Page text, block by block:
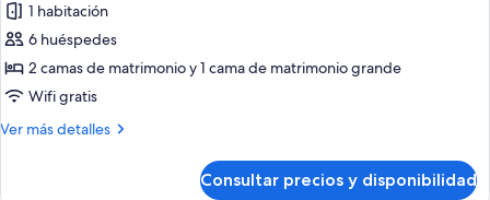
las
fotos
de
Two
Queen
1 habitación
6 huéspedes
2 camas de matrimonio y 1 cama de matrimonio grande
Wifi gratis
Ver más detalles
Más
Consultar precios y disponibilidad